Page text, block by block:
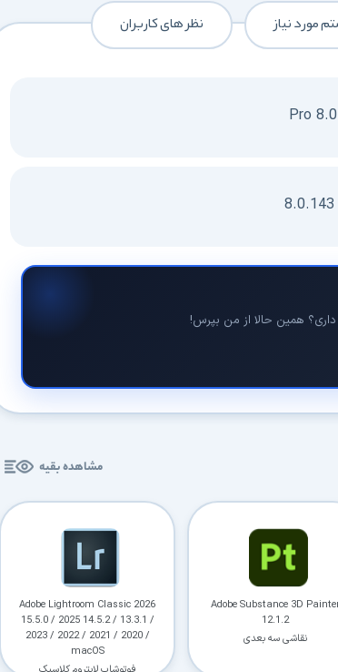
مورد نیاز نظر های کاربران
داری؟ همین حالا از من بپرس!
مشاهده بقیه
Adobe Substance 3D
12.1.2
نقاشی سه بعدی
Adobe Lightroom Classic 2026
15.5.0 / 2025 14.5.2 / 13.3.1 /
2023 / 2022 / 2021 / 2020 /
macOS